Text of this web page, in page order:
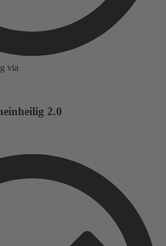
via
2.0